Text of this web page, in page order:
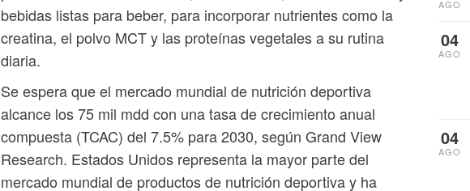
bebidas listas para beber, para incorporar nutrientes como la
creatina, el polvo MCT y las proteínas vegetales a su rutina
diaria.
Se espera que el mercado mundial de nutrición deportiva
alcance los 75 mil mdd con una tasa de crecimiento anual
compuesta (TCAC) del 7.5% para 2030, según Grand View
Research. Estados Unidos representa la mayor parte del
mercado mundial de productos de nutrición deportiva y ha
AGO
04
AGO
04
AGO